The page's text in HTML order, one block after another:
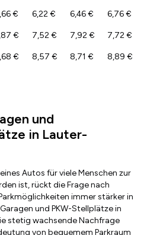
€ 6,22 € 6,46 € 6,76 €
€ 7,52 € 7,92 € 7,72 €
€ 8,57 € 8,71 € 8,89 €
und
in Lauter-
Autos für viele Menschen zur
ist, rückt die Frage nach
immer stärker in
und PKW-Stellplätze in
stetig wachsende Nachfrage
von bequemem Parkraum